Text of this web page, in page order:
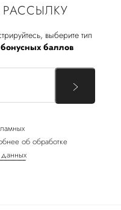
выберите тип
баллов
об обработке
данных